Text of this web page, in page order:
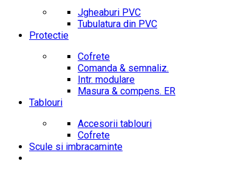
Jgheaburi PVC
Tubulatura din PVC
Protectie
Cofrete
Comanda & semnaliz.
Intr. modulare
Masura & compens. ER
Tablouri
Accesorii tablouri
Cofrete
Scule si imbracaminte